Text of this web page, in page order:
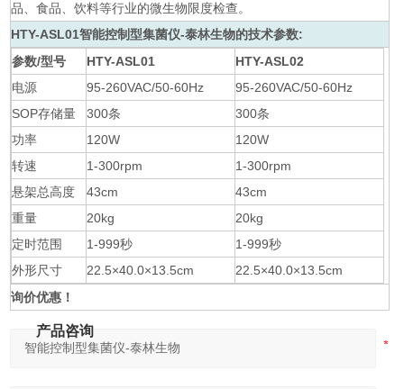
品、食品、饮料等行业的微生物限度检查。
HTY-ASL01智能控制型集菌仪-泰林生物的技术参数:
参数/型号
HTY-ASL01
HTY-ASL02
电源
95-260VAC/50-60Hz
95-260VAC/50-60Hz
SOP存储量
300条
300条
功率
120W
120W
转速
1-300rpm
1-300rpm
悬架总高度
43cm
43cm
重量
20kg
20kg
定时范围
1-999秒
1-999秒
外形尺寸
22.5×40.0×13.5cm
22.5×40.0×13.5cm
询价优惠！
产品咨询